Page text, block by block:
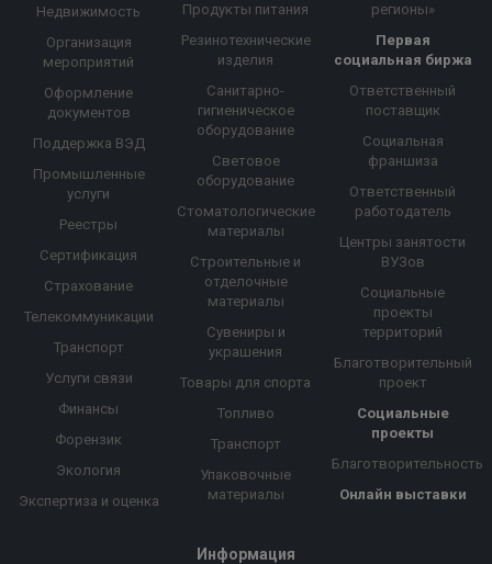
Недвижимость
Организация
мероприятий
Оформление
документов
Поддержка ВЭД
Промышленные
услуги
Реестры
Сертификация
Страхование
Телекоммуникации
Транспорт
Услуги связи
Финансы
Форензик
Экология
Экспертиза и оценка
Продукты питания
Резинотехнические
изделия
Санитарно-
гигиеническое
оборудование
Световое
оборудование
Стоматологические
материалы
Строительные и
отделочные
материалы
Сувениры и
украшения
Товары для спорта
Топливо
Транспорт
Упаковочные
материалы
регионы»
Первая
социальная биржа
Ответственный
поставщик
Социальная
франшиза
Ответственный
работодатель
Центры занятости
ВУЗов
Социальные
проекты
территорий
Благотворительный
проект
Социальные
проекты
Благотворительность
Онлайн выставки
Информация